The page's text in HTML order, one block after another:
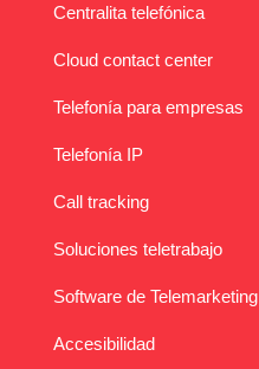
Centralita telefónica
Cloud contact center
Telefonía para empresas
Telefonía IP
Call tracking
Soluciones teletrabajo
Software de Telemarketing
Accesibilidad